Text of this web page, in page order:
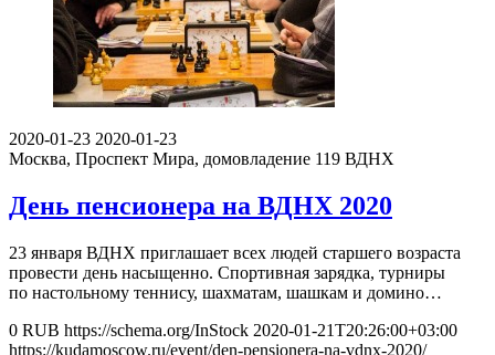
2020-01-23 2020-01-23
Москва, Проспект Мира, домовладение 119 ВДНХ
День пенсионера на ВДНХ 2020
23 января ВДНХ приглашает всех людей старшего возраста
провести день насыщенно. Спортивная зарядка, турниры
по настольному теннису, шахматам, шашкам и домино…
0 RUB https://schema.org/InStock 2020-01-21T20:26:00+03:00
https://kudamoscow.ru/event/den-pensionera-na-vdnx-2020/